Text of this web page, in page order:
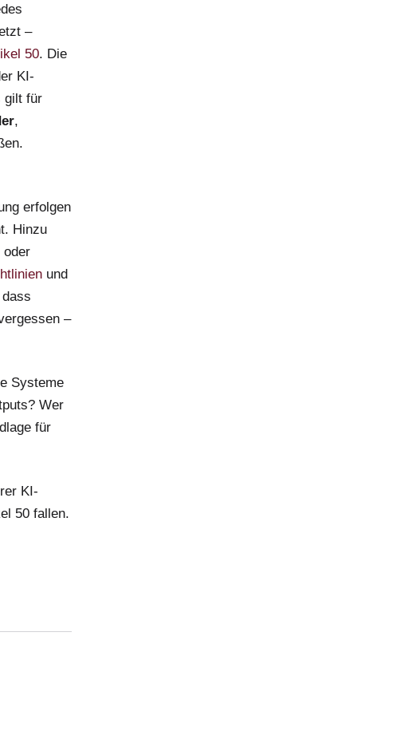
–
50. Die
KI-
gilt für
,
erfolgen
Hinzu
oder
und
–
Systeme
Wer
für
KI-
50 fallen.